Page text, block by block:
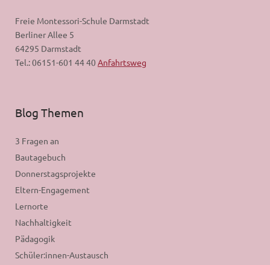
Freie Montessori-Schule Darmstadt
Berliner Allee 5
64295 Darmstadt
Tel.: 06151-601 44 40Anfahrtsweg
Blog Themen
3 Fragen an
Bautagebuch
Donnerstagsprojekte
Eltern-Engagement
Lernorte
Nachhaltigkeit
Pädagogik
Schüler:innen-Austausch